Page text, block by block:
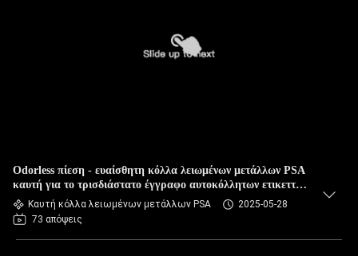
Odorless πίεση - ευαίσθητη κόλλα λειωμένων μετάλλων PSA
καυτή για το τρισδιάστατο έγγραφο αυτοκόλλητων ετικεττών
τοίχωνΚαυτή κόλλα λειωμένων μετάλλων PSA
2025-05-28
73 απόψεις